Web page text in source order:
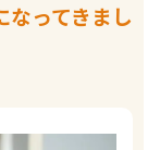
なってきまし